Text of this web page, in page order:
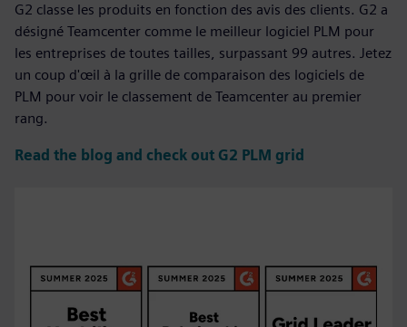
G2 classe les produits en fonction des avis des clients. G2 a
désigné Teamcenter comme le meilleur logiciel PLM pour
les entreprises de toutes tailles, surpassant 99 autres. Jetez
un coup d'œil à la grille de comparaison des logiciels de
PLM pour voir le classement de Teamcenter au premier
rang.
Read the blog and check out G2 PLM grid